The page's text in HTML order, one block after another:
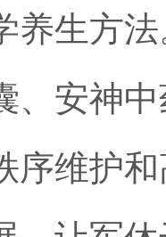
养生方
、安神
序维护